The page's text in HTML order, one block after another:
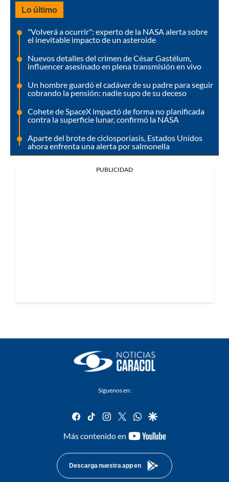
Lo último
"Volverá a ocurrir": experto de la NASA alerta sobre
el inevitable impacto de un asteroide
Nuevos detalles del crimen de César Gastélum,
influencer asesinado en plena transmisión en vivo
Un hombre guardó el cadáver de su padre para seguir
cobrando la pensión: nadie supo de su deceso
Cohete de SpaceX impactó de forma no planificada
contra la superficie lunar, confirmó la NASA
Aparte del brote de ciclosporiasis, Estados Unidos
ahora enfrenta una alerta por salmonella
PUBLICIDAD
Síguenos en:
facebook
tiktok instagram
twitterwhatsapp
google
Más contenido en
youtube-
Descarga nuestra app en